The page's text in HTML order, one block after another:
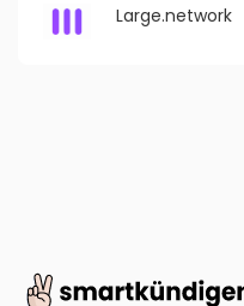
Large.network